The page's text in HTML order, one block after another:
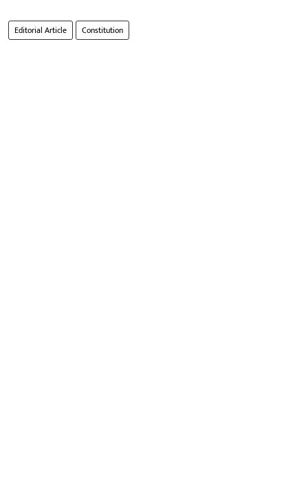
Editorial Article Constitution